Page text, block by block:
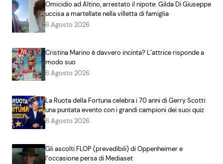
Omicidio ad Altino, arrestato il nipote: Gilda Di Giuseppe
uccisa a martellate nella villetta di famiglia
6 Agosto 2026
Cristina Marino è davvero incinta? L’attrice risponde a
modo suo
6 Agosto 2026
La Ruota della Fortuna celebra i 70 anni di Gerry Scotti:
una puntata evento con i grandi campioni dei suoi quiz
6 Agosto 2026
Gli ascolti FLOP (prevedibili) di Oppenheimer e
l’occasione persa di Mediaset